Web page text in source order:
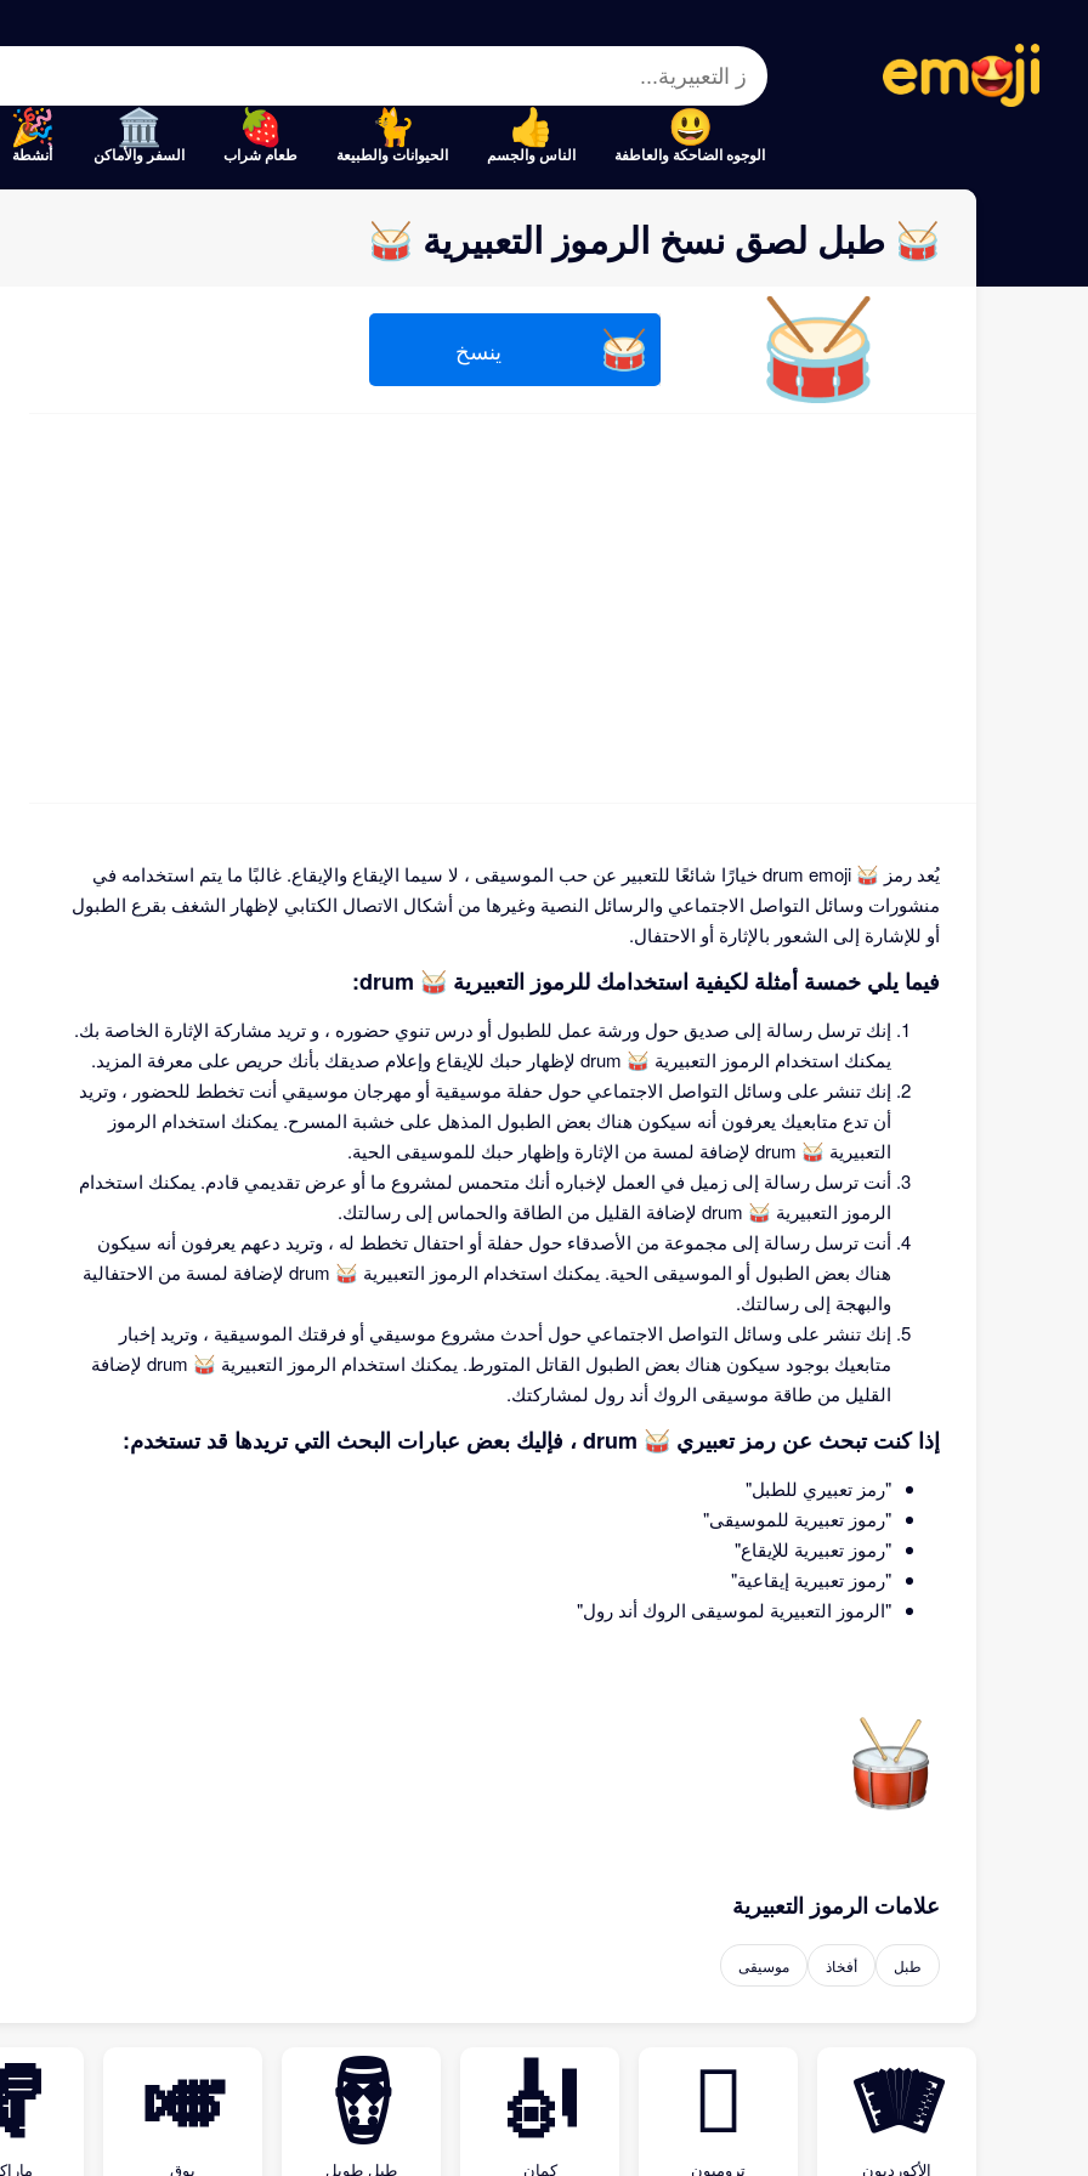
الوجوه الضاحكة والعاطفة الناس والجسم الحيوانات والطبيعة طعام شراب السفر والأماكن أنشطة
🥁 طبل لصق نسخ الرموز التعبيرية 🥁
🥁
🥁 ينسخ
يُعد رمز 🥁 drum emoji خيارًا شائعًا للتعبير عن حب الموسيقى ، لا سيما الإيقاع والإيقاع. غالبًا ما يتم استخدامه في
منشورات وسائل التواصل الاجتماعي والرسائل النصية وغيرها من أشكال الاتصال الكتابي لإظهار الشغف بقرع الطبول
أو للإشارة إلى الشعور بالإثارة أو الاحتفال.
فيما يلي خمسة أمثلة لكيفية استخدامك للرموز التعبيرية 🥁 drum:
إنك ترسل رسالة إلى صديق حول ورشة عمل للطبول أو درس تنوي حضوره ، و تريد مشاركة الإثارة الخاصة بك.
يمكنك استخدام الرموز التعبيرية 🥁 drum لإظهار حبك للإيقاع وإعلام صديقك بأنك حريص على معرفة المزيد.
إنك تنشر على وسائل التواصل الاجتماعي حول حفلة موسيقية أو مهرجان موسيقي أنت تخطط للحضور ، وتريد
أن تدع متابعيك يعرفون أنه سيكون هناك بعض الطبول المذهل على خشبة المسرح. يمكنك استخدام الرموز
التعبيرية 🥁 drum لإضافة لمسة من الإثارة وإظهار حبك للموسيقى الحية.
أنت ترسل رسالة إلى زميل في العمل لإخباره أنك متحمس لمشروع ما أو عرض تقديمي قادم. يمكنك استخدام
الرموز التعبيرية 🥁 drum لإضافة القليل من الطاقة والحماس إلى رسالتك.
أنت ترسل رسالة إلى مجموعة من الأصدقاء حول حفلة أو احتفال تخطط له ، وتريد دعهم يعرفون أنه سيكون
هناك بعض الطبول أو الموسيقى الحية. يمكنك استخدام الرموز التعبيرية 🥁 drum لإضافة لمسة من الاحتفالية
والبهجة إلى رسالتك.
إنك تنشر على وسائل التواصل الاجتماعي حول أحدث مشروع موسيقي أو فرقتك الموسيقية ، وتريد إخبار
متابعيك بوجود سيكون هناك بعض الطبول القاتل المتورط. يمكنك استخدام الرموز التعبيرية 🥁 drum لإضافة
القليل من طاقة موسيقى الروك أند رول لمشاركتك.
إذا كنت تبحث عن رمز تعبيري 🥁 drum ، فإليك بعض عبارات البحث التي تريدها قد تستخدم:
"رمز تعبيري للطبل"
"رموز تعبيرية للموسيقى"
"رموز تعبيرية للإيقاع"
"رموز تعبيرية إيقاعية"
"الرموز التعبيرية لموسيقى الروك أند رول"
علامات الرموز التعبيرية
طبل أفخاذ موسيقى
🪗
الأكورديون
🪊
ترومبون
🎻
كمان
🪘
طبل طويل
🎺
بوق